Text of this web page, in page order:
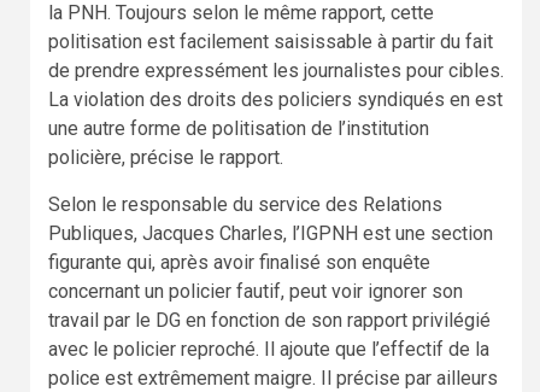
la PNH. Toujours selon le même rapport, cette
politisation est facilement saisissable à partir du fait
de prendre expressément les journalistes pour cibles.
La violation des droits des policiers syndiqués en est
une autre forme de politisation de l’institution
policière, précise le rapport.
Selon le responsable du service des Relations
Publiques, Jacques Charles, l’IGPNH est une section
figurante qui, après avoir finalisé son enquête
concernant un policier fautif, peut voir ignorer son
travail par le DG en fonction de son rapport privilégié
avec le policier reproché. Il ajoute que l’effectif de la
police est extrêmement maigre. Il précise par ailleurs